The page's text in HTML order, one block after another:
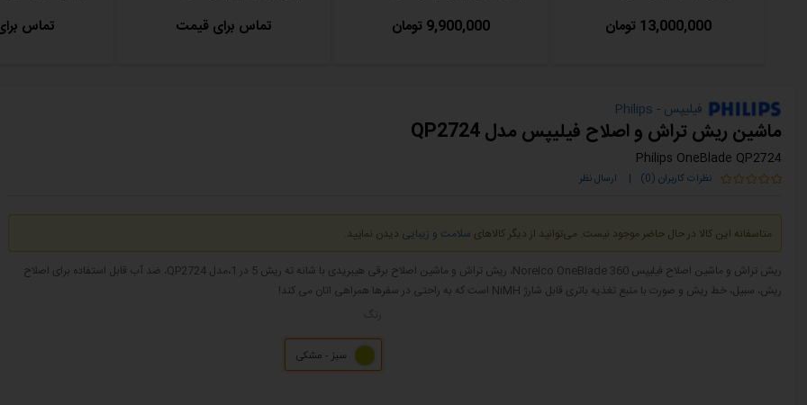
13,000,000 تومان 9,900,000 تومان تماس برای قیمت تماس
فیلیپس - Philips
ماشین ریش تراش و اصلاح فیلیپس مدل QP2724
Philips OneBlade QP2724
نظرات کاربران (0) | ارسال نظر
متاسفانه این کالا در حال حاضر موجود نیست. می‌توانید از دیگر کالاهای سلامت و زیبایی دیدن نمایید.
ریش تراش و ماشین اصلاح فیلیپس Norelco OneBlade 360، ریش تراش و ماشین اصلاح برقی هیبریدی با شانه ته ریش 5 در 1،مدل QP2724، ضد آب قابل استفاده برای اصلاح
ریش، سبیل، خط ریش و صورت با منبع تغذیه باتری قابل شارژ NiMH است که به راحتی در سفرها همراهی اتان می کند!
سبز - مشکی